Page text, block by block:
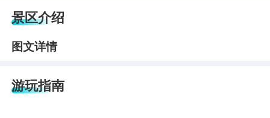
景区介绍
图文详情
游玩指南